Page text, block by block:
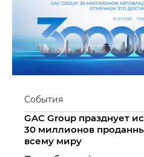
События
GAC Group празднует
30 миллионов
всему миру